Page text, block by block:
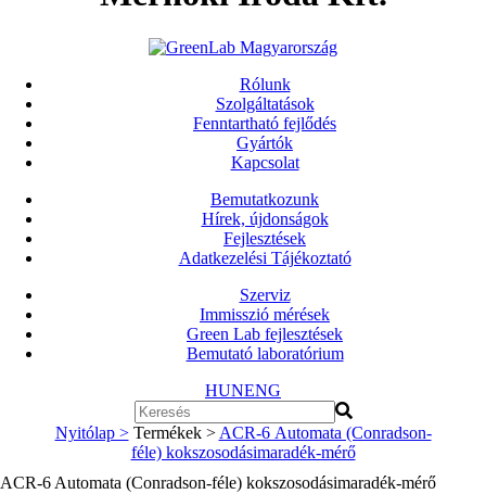
Rólunk
Szolgáltatások
Fenntartható fejlődés
Gyártók
Kapcsolat
Bemutatkozunk
Hírek, újdonságok
Fejlesztések
Adatkezelési Tájékoztató
Szerviz
Immisszió mérések
Green Lab fejlesztések
Bemutató laboratórium
HUNENG
Nyitólap > Termékek > ACR-6 Automata (Conradson-
féle) kokszosodásimaradék-mérő
ACR-6 Automata (Conradson-féle) kokszosodásimaradék-mérő